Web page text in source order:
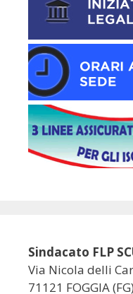
Sindacato FLP
Via Nicola delli
71121 FOGGIA